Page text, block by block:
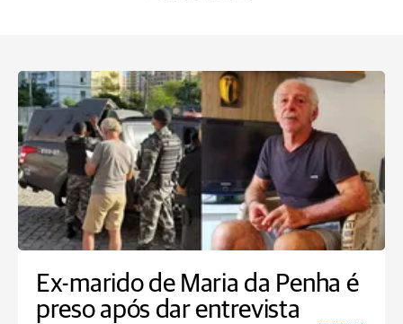
Ex-marido de Maria da Penha é
preso após dar entrevista